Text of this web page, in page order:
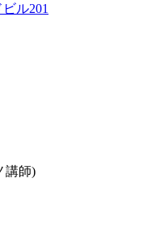
ル201
講師)